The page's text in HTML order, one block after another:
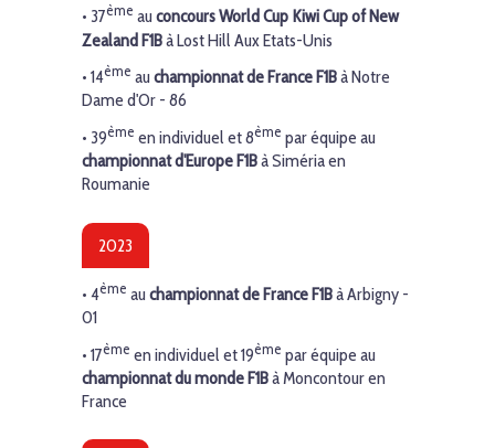
• 37ème au concours World Cup Kiwi Cup of New
Zealand F1Bà Lost Hill Aux Etats-Unis
• 14ème au championnat de France F1Bà Notre
Dame d'Or - 86
• 39ème en individuel et 8ème par équipe au
championnat d'Europe F1Bà Siméria en
Roumanie
2023
• 4ème au championnat de France F1Bà Arbigny -
01
• 17ème en individuel et 19ème par équipe au
championnat du monde F1Bà Moncontour en
France